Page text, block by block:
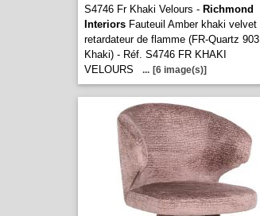
S4746 Fr Khaki Velours - Richmond
Interiors Fauteuil Amber khaki velvet
retardateur de flamme (FR-Quartz 903
Khaki) - Réf. S4746 FR KHAKI
VELOURS
... [6 image(s)]